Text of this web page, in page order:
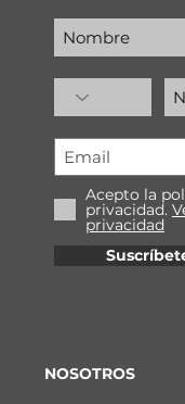
Acepto la
privacidad.
privacidad
NOSOTROS